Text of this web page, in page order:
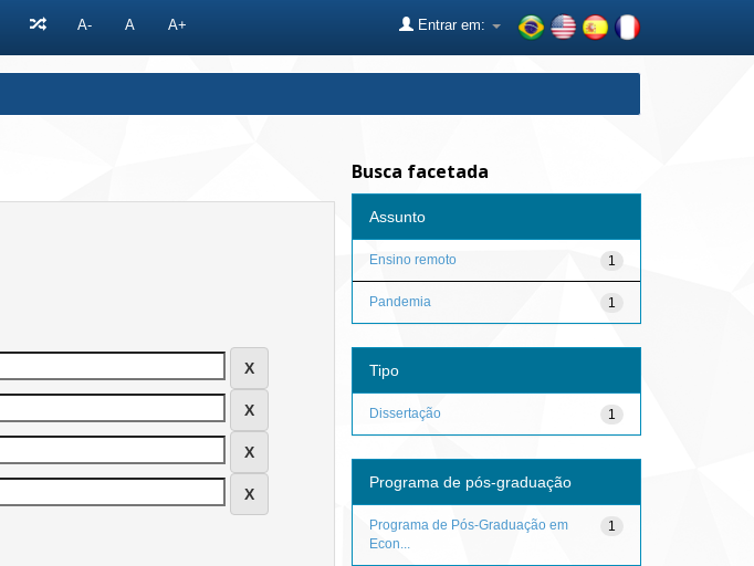
A- A A+ Entrar em:
Busca facetada
Assunto
1
Ensino remoto
1
Pandemia
Tipo
1
Dissertação
Programa de pós-graduação
1
Programa de Pós-Graduação em
Econ...